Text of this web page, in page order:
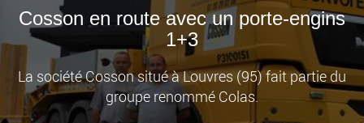
Cosson en route avec un porte-engins
1+3
La société Cosson situé à Louvres (95) fait partie du
groupe renommé Colas.